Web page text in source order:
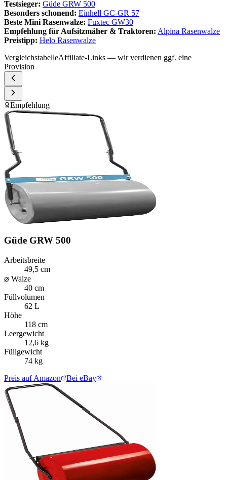
Testsieger: Güde GRW 500
Besonders schonend: Einhell GC-GR 57
Beste Mini Rasenwalze: Fuxtec GW30
Empfehlung für Aufsitzmäher & Traktoren: Alpina Rasenwalze
Preistipp: Helo Rasenwalze
VergleichstabelleAffiliate-Links — wir verdienen ggf. eine
Provision
Empfehlung
Güde GRW 500
Arbeitsbreite
49,5 cm
⌀ Walze
40 cm
Füllvolumen
62 L
Höhe
118 cm
Leergewicht
12,6 kg
Füllgewicht
74 kg
Preis auf Amazon
Bei eBay